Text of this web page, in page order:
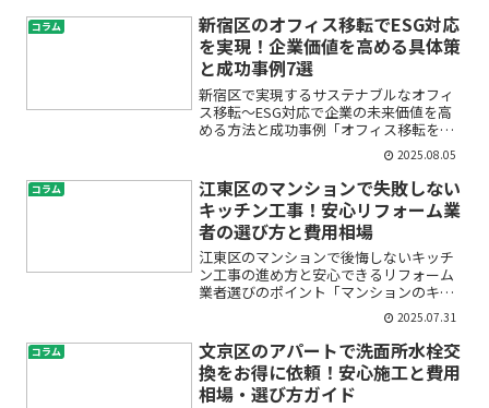
ばいいの？」そんな不安や疑問をお持ち
ではありませんか。...
コラム
新宿区のオフィス移転でESG対応
を実現！企業価値を高める具体策
と成功事例7選
新宿区で実現するサステナブルなオフィ
ス移転～ESG対応で企業の未来価値を高
める方法と成功事例「オフィス移転を考
えているけれど、ESGやサステナブルな
取り組みをどう取り入れればいいのか分
からない」「新宿区でエコフレンドリー
なオフィスにリノベー...
2025.08.05
コラム
江東区のマンションで失敗しない
キッチン工事！安心リフォーム業
者の選び方と費用相場
江東区のマンションで後悔しないキッチ
ン工事の進め方と安心できるリフォーム
業者選びのポイント「マンションのキッ
チンをもっと使いやすくしたい…」「江
東区で信頼できる業者が分からない」
「費用はいくらかかるの？」キッチンリ
フォームやキッチン工事を考...
2025.07.31
コラム
文京区のアパートで洗面所水栓交
換をお得に依頼！安心施工と費用
相場・選び方ガイド